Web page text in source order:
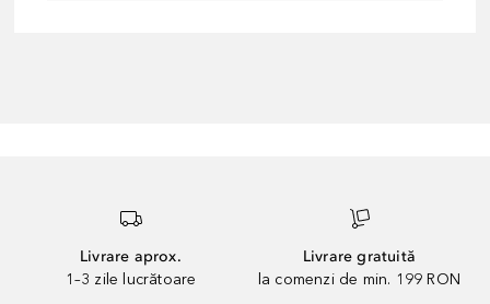
Livrare aprox.
1–3 zile lucrătoare
Livrare gratuită
la comenzi de min. 199 RON